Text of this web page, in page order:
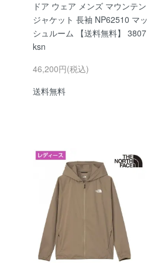
ドア ウェア メンズ マウンテン
ジャケット 長袖 NP62510 マッ
シュルーム 【送料無料】 3807
ksn
46,200円(税込)
送料無料